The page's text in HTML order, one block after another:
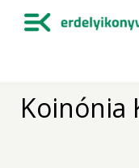
Koinónia